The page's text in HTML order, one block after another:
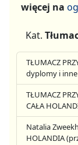
więcej na
Kat.
TŁUMACZ
dyplomy i inne
TŁUMACZ
CAŁA
Natalia
HOLANDIA